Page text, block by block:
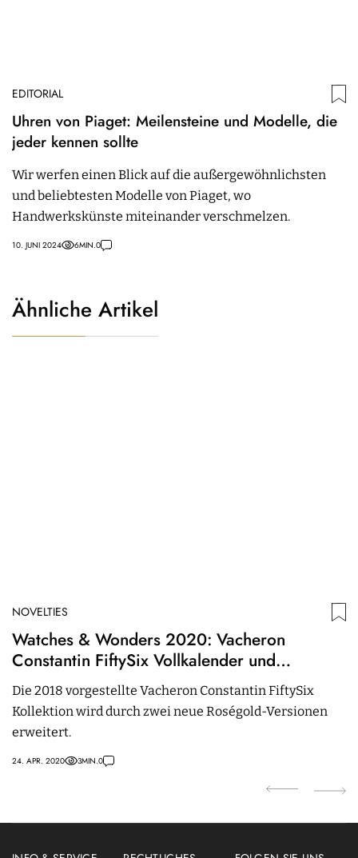
EDITORIAL
Uhren von Piaget: Meilensteine und Modelle, die
jeder kennen sollte
Wir werfen einen Blick auf die außergewöhnlichsten
und beliebtesten Modelle von Piaget, wo
Handwerkskünste miteinander verschmelzen.
10. JUNI 2024 6MIN.0
Ähnliche Artikel
NOVELTIES
Watches & Wonders 2020: Vacheron
Constantin FiftySix Vollkalender und
Automatik in Sepia-Braun
Die 2018 vorgestellte Vacheron Constantin FiftySix
Kollektion wird durch zwei neue Roségold-Versionen
erweitert.
24. APR. 2020 3MIN.0